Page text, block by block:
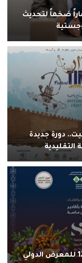
ضخماً لتحديث
دورة جديدة
التقليدية
أكادير تستعد لاحتضان الدورة 12 للمعرض الدولي